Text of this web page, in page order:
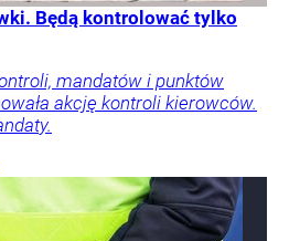
Będą kontrolować tylko
mandatów i punktów
akcję kontroli kierowców.